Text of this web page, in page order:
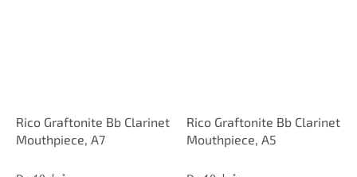
Rico Graftonite Bb Clarinet
Mouthpiece, A7
Rico Graftonite Bb Clarinet
Mouthpiece, A5